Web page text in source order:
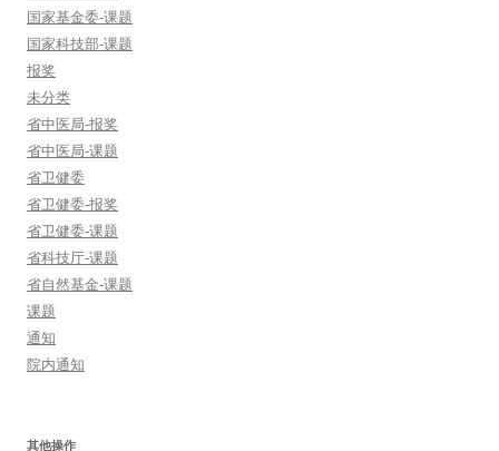
国家基金委-课题
国家科技部-课题
报奖
未分类
省中医局-报奖
省中医局-课题
省卫健委
省卫健委-报奖
省卫健委-课题
省科技厅-课题
省自然基金-课题
课题
通知
院内通知
其他操作